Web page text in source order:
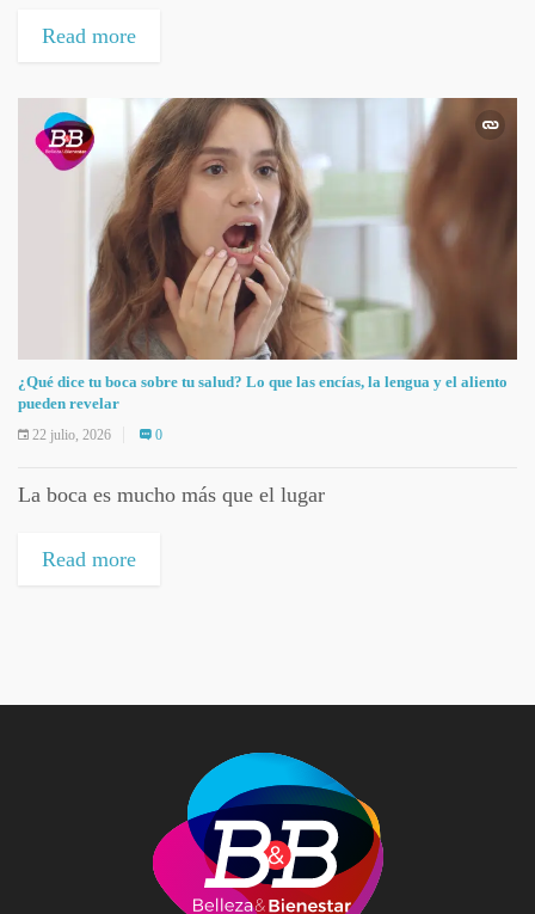
Read more
¿Qué dice tu boca sobre tu salud? Lo que las encías, la lengua y el aliento
pueden revelar
22 julio, 2026 0
La boca es mucho más que el lugar
Read more